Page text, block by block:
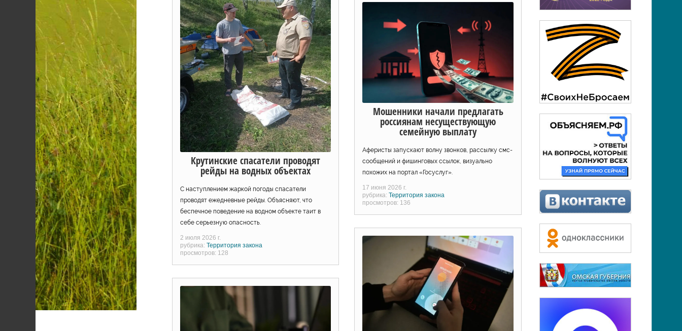
Крутинские спасатели проводят
рейды на водных объектах
С наступлением жаркой погоды спасатели
проводят ежедневные рейды. Объясняют, что
беспечное поведение на водном объекте таит в
себе серьезную опасность.
2 июля 2026 г.
рубрика: Территория закона
просмотров: 128
Мошенники начали предлагать
россиянам несуществующую
семейную выплату
Аферисты запускают волну звонков, рассылку смс-
сообщений и фишинговых ссылок, визуально
похожих на портал «Госуслуг».
17 июня 2026 г.
рубрика:Территория закона
просмотров: 136